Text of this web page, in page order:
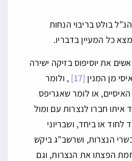
בולט בריבוי הנחות
כל המעיין בדבריו.
את יוסיפוס בזיקה ישירה
מן המנין [17]
, ולומר
או לומר שאגריפס
איתו חברו לנצרות עם ומול
לחוד או ביחד, ושבריוני
הנצרות, ושרשב”ג ביקש
הפצתו את הנצרות, וגם